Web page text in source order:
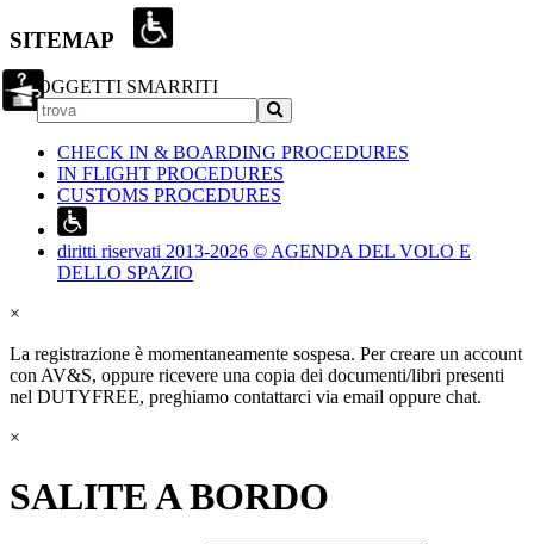
SITEMAP
OGGETTI SMARRITI
CHECK IN & BOARDING PROCEDURES
IN FLIGHT PROCEDURES
CUSTOMS PROCEDURES
diritti riservati 2013-2026 © AGENDA DEL VOLO E
DELLO SPAZIO
×
La registrazione è momentaneamente sospesa. Per creare un account
con AV&S, oppure ricevere una copia dei documenti/libri presenti
nel DUTYFREE, preghiamo contattarci via email oppure chat.
×
SALITE A BORDO